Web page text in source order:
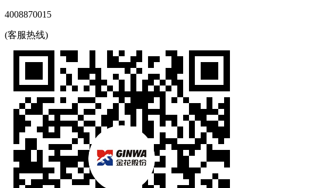
4008870015
(客服热线)